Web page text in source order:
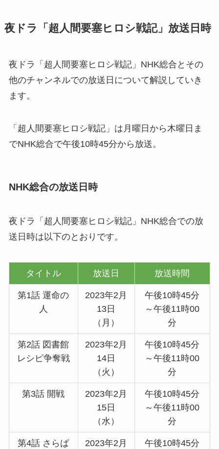
夜ドラ「超人間要塞ヒロシ戦記」放送日時
夜ドラ「超人間要塞ヒロシ戦記」NHK総合とその
他のチャンネルでの放送日について解説していき
ます。
「超人間要塞ヒロシ戦記」は月曜日から木曜日ま
でNHK総合で午後10時45分から放送。
NHK総合の放送日時
夜ドラ「超人間要塞ヒロシ戦記」NHK総合での放
送日時は以下のとおりです。
タイトル 放送日 放送時間
第1話 運命の
人
2023年2月
13日
（月）
午後10時45分
～午後11時00
分
第2話 図書館
レシピ争奪戦
2023年2月
14日
（火）
午後10時45分
～午後11時00
分
第3話 開戦
2023年2月
15日
（水）
午後10時45分
～午後11時00
分
第4話 さらば
2023年2月
午後10時45分